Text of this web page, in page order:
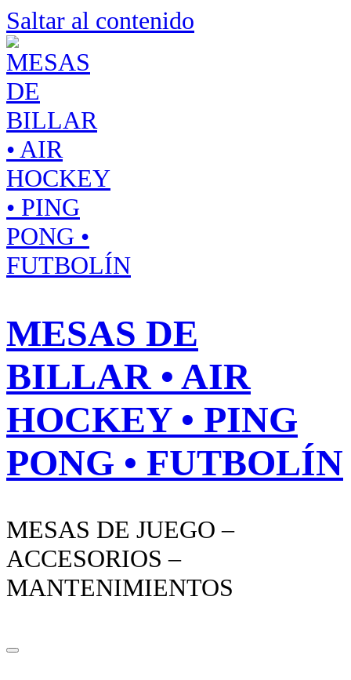
Saltar al contenido
MESAS DE
BILLAR • AIR
HOCKEY • PING
PONG • FUTBOLÍN
MESAS DE JUEGO –
ACCESORIOS –
MANTENIMIENTOS